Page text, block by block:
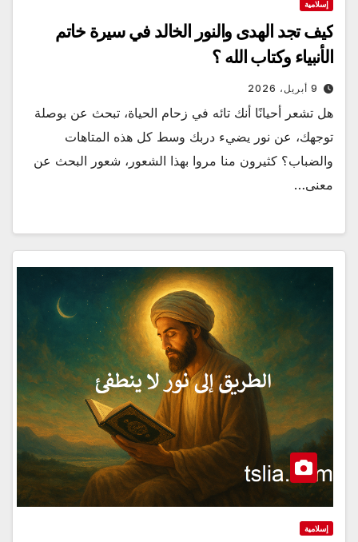
إسلامية
كيف تجد الهدى والنور الخالد في سيرة خاتم
الأنبياء وكتاب الله ؟
9 أبريل، 2026
هل تشعر أحيانًا أنك تائه في زحام الحياة، تبحث عن بوصلة
توجهك، عن نور يضيء دربك وسط كل هذه المتاهات
والضباب؟ كثيرون منا مروا بهذا الشعور، شعور البحث عن
معنى…
إسلامية